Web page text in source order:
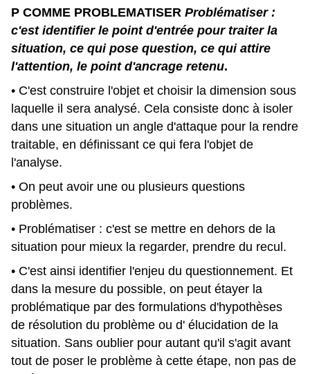
P COMME PROBLEMATISER Problématiser :
c'est identifier le point d'entrée pour traiter la
situation, ce qui pose question, ce qui attire
l'attention, le point d'ancrage retenu.
• C'est construire l'objet et choisir la dimension sous
laquelle il sera analysé. Cela consiste donc à isoler
dans une situation un angle d'attaque pour la rendre
traitable, en définissant ce qui fera l'objet de
l'analyse.
• On peut avoir une ou plusieurs questions
problèmes.
• Problématiser : c'est se mettre en dehors de la
situation pour mieux la regarder, prendre du recul.
• C'est ainsi identifier l'enjeu du questionnement. Et
dans la mesure du possible, on peut étayer la
problématique par des formulations d'hypothèses
de résolution du problème ou d' élucidation de la
situation. Sans oublier pour autant qu'il s'agit avant
tout de poser le problème à cette étape, non pas de